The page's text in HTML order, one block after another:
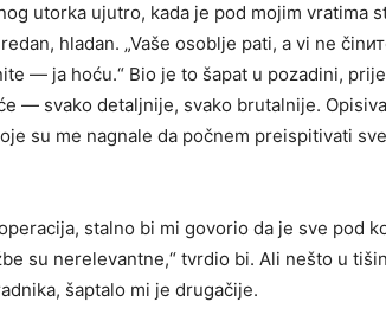
utorka ujutro, kada je pod mojim vratima
hladan. „Vaše osoblje pati, a vi ne
— ja hoću.“ Bio je to šapat u pozadini,
— svako detaljnije, svako brutalnije.
su me nagnale da počnem preispitivati
stalno bi mi govorio da je sve pod
su nerelevantne,“ tvrdio bi. Ali nešto u
šaptalo mi je drugačije.